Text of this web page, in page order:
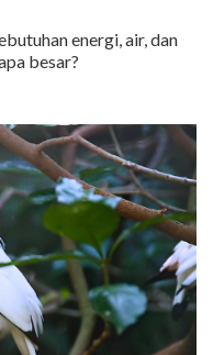
energi, air, dan
besar?